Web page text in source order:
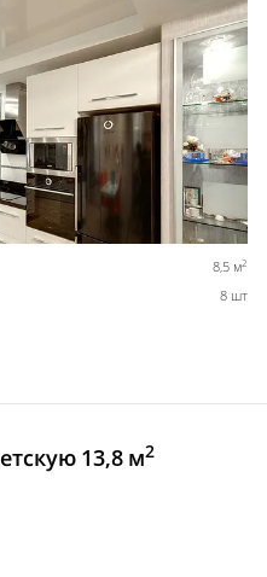
8,5 м2
8 шт
13,8 м2